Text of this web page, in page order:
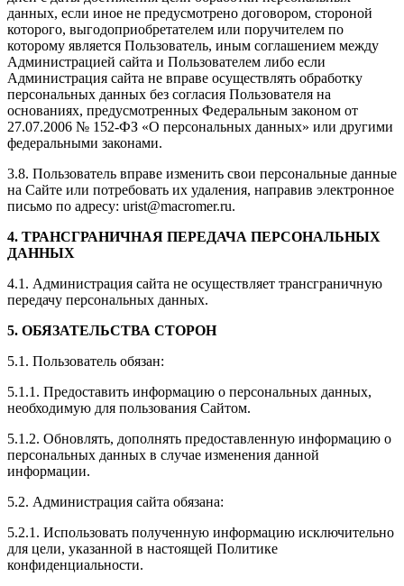
данных, если иное не предусмотрено договором, стороной
которого, выгодоприобретателем или поручителем по
которому является Пользователь, иным соглашением между
Администрацией сайта и Пользователем либо если
Администрация сайта не вправе осуществлять обработку
персональных данных без согласия Пользователя на
основаниях, предусмотренных Федеральным законом от
27.07.2006 № 152-ФЗ «О персональных данных» или другими
федеральными законами.
3.8. Пользователь вправе изменить свои персональные данные
на Сайте или потребовать их удаления, направив электронное
письмо по адресу: urist@macromer.ru.
4. ТРАНСГРАНИЧНАЯ ПЕРЕДАЧА ПЕРСОНАЛЬНЫХ
ДАННЫХ
4.1. Администрация сайта не осуществляет трансграничную
передачу персональных данных.
5. ОБЯЗАТЕЛЬСТВА СТОРОН
5.1. Пользователь обязан:
5.1.1. Предоставить информацию о персональных данных,
необходимую для пользования Сайтом.
5.1.2. Обновлять, дополнять предоставленную информацию о
персональных данных в случае изменения данной
информации.
5.2. Администрация сайта обязана:
5.2.1. Использовать полученную информацию исключительно
для цели, указанной в настоящей Политике
конфиденциальности.